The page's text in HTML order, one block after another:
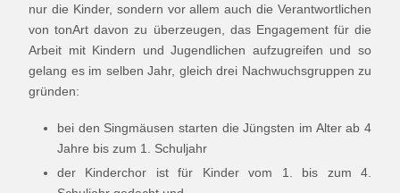
nur die Kinder, sondern vor allem auch die Verantwortlichen
von tonArt davon zu überzeugen, das Engagement für die
Arbeit mit Kindern und Jugendlichen aufzugreifen und so
gelang es im selben Jahr, gleich drei Nachwuchsgruppen zu
gründen:
bei den Singmäusen starten die Jüngsten im Alter ab 4
Jahre bis zum 1. Schuljahr
der Kinderchor ist für Kinder vom 1. bis zum 4.